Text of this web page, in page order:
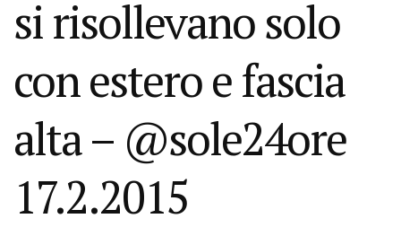
si risollevano solo
con estero e fascia
alta – @sole24ore
17.2.2015